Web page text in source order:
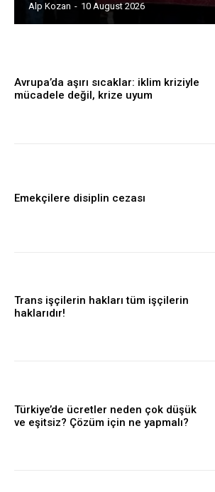
Alp Kozan - 10 August 2026
Avrupa’da aşırı sıcaklar: iklim kriziyle
mücadele değil, krize uyum
Emekçilere disiplin cezası
Trans işçilerin hakları tüm işçilerin
haklarıdır!
Türkiye’de ücretler neden çok düşük
ve eşitsiz? Çözüm için ne yapmalı?